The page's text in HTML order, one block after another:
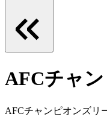
AFCチャ
AFCチャンピオンズリ